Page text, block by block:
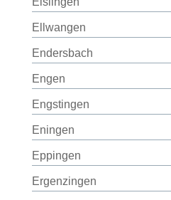
Ellwangen
Endersbach
Engen
Engstingen
Eningen
Eppingen
Ergenzingen